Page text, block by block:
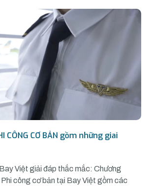
CÔNG CƠ BẢN gồm những giai
Việt giải đáp thắc mắc: Chương
Phi công cơ bản tại Bay Việt gồm các